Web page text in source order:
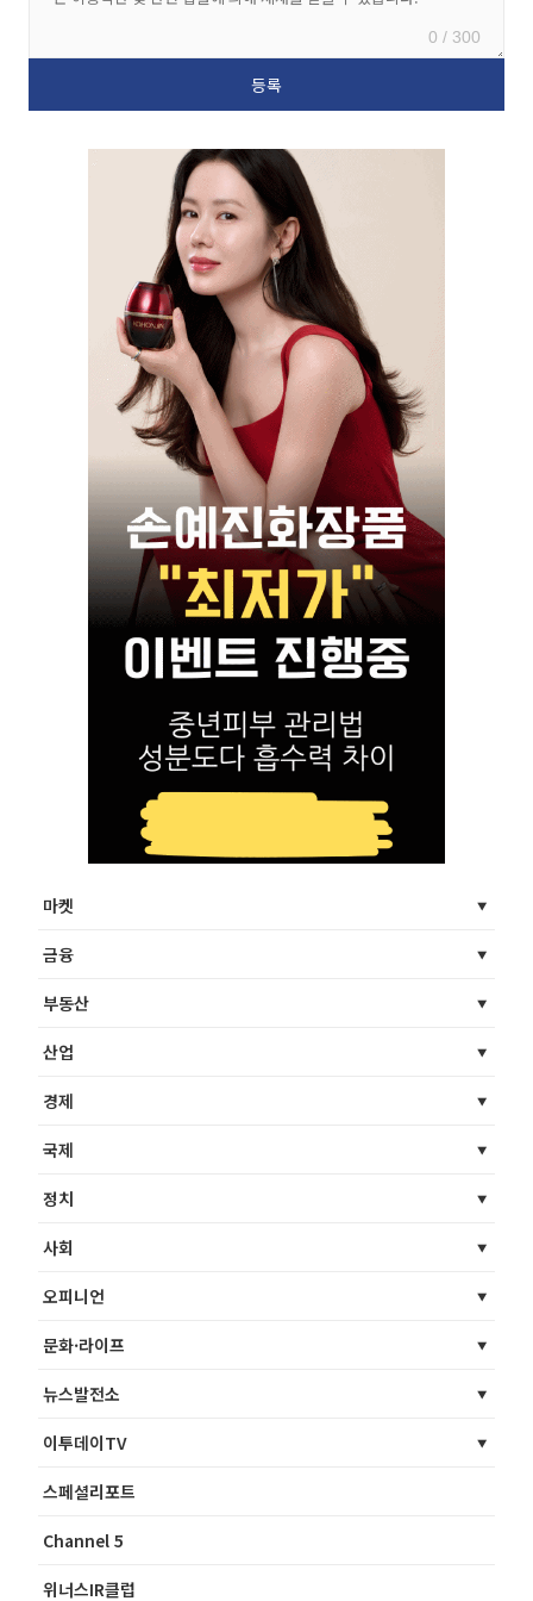
0 / 300
마켓
금융
부동산
산업
경제
국제
정치
사회
오피니언
문화·라이프
뉴스발전소
이투데이TV
스페셜리포트
Channel 5
위너스IR클럽